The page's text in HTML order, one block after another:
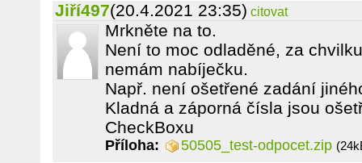
Jiří497(20.4.2021 23:35) citovat
Mrkněte na to.
Není to moc odladěné, za
nemám nabíječku.
Např. není ošetřené zadání
Kladná a záporná čísla jsou
CheckBoxu
Příloha: 50505_test-odpocet.zip